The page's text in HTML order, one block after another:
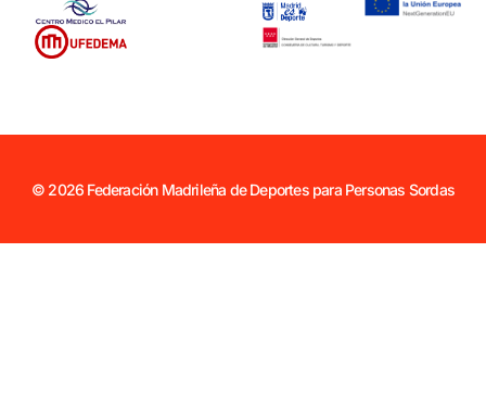
© 2026 Federación Madrileña de Deportes para Personas Sordas